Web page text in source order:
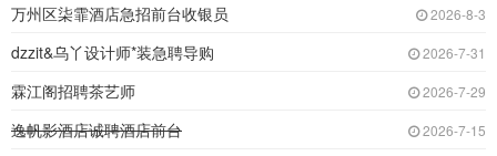
万州区柒霏酒店急招前台收银员 2026-8-3
dzzit&乌丫设计师*装急聘导购 2026-7-31
霖江阁招聘茶艺师 2026-7-29
逸帆影酒店诚聘酒店前台 2026-7-15